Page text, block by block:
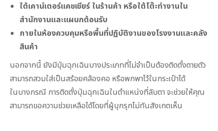
ใต้เคาน์เตอร์แคชเชียร์ ในร้านค้า หรือใต้โต๊ะทำงานใน
สำนักงานและแผนกต้อนรับ
ภายในห้องควบคุมหรือพื้นที่ปฏิบัติงานของโรงงานและคลัง
สินค้า
นอกจากนี้ ยังมีปุ่มฉุกเฉินบางประเภทที่ไม่จำเป็นต้องติดตั้งตายตัว
สามารถสวมใส่เป็นสร้อยคล้องคอ หรือพกพาไว้ในกระเป๋าได้
ในบางกรณี การติดตั้งปุ่มฉุกเฉินในตำแหน่งที่ลับตา จะช่วยให้คุณ
สามารถขอความช่วยเหลือได้โดยที่ผู้บุกรุกไม่ทันสังเกตเห็น